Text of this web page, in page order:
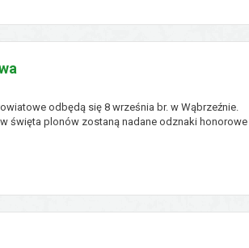
odbędą się 8 września br. w Wąbrzeźnie.
święta plonów zostaną nadane odznaki honorowe
prosi o wytypowanie...